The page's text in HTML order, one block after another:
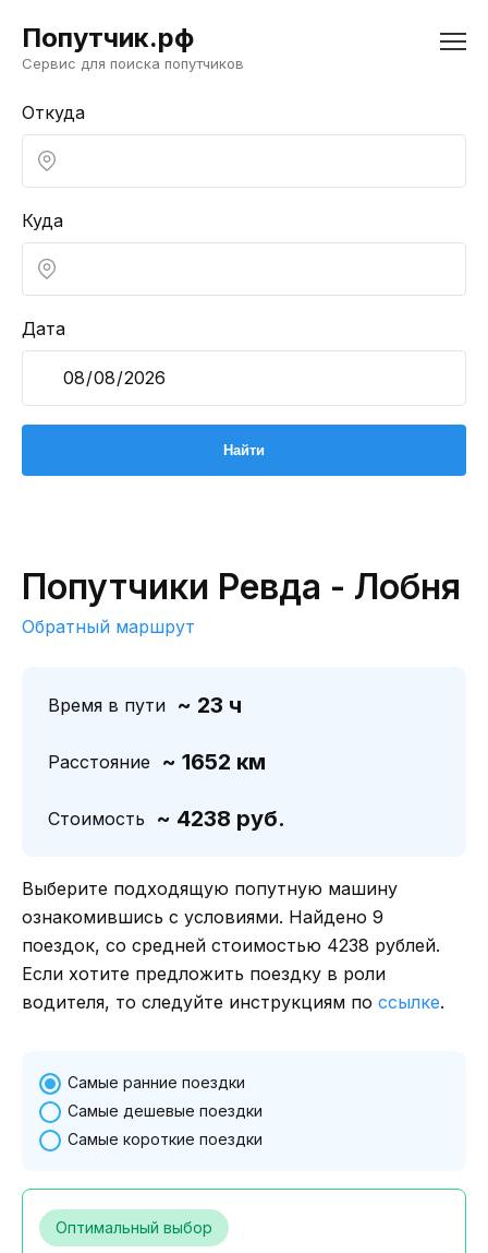
Попутчик.рф
Сервис для поиска попутчиков
Откуда
Куда
Дата
Попутчики Ревда - Лобня
Обратный маршрут
Время в пути ~ 23 ч
Расстояние ~ 1652 км
Стоимость ~ 4238 руб.
Выберите подходящую попутную машину
ознакомившись с условиями. Найдено 9
поездок, со средней стоимостью 4238 рублей.
Если хотите предложить поездку в роли
водителя, то следуйте инструкциям по ссылке.
Самые ранние поездки
Самые дешевые поездки
Самые короткие поездки
Оптимальный выбор